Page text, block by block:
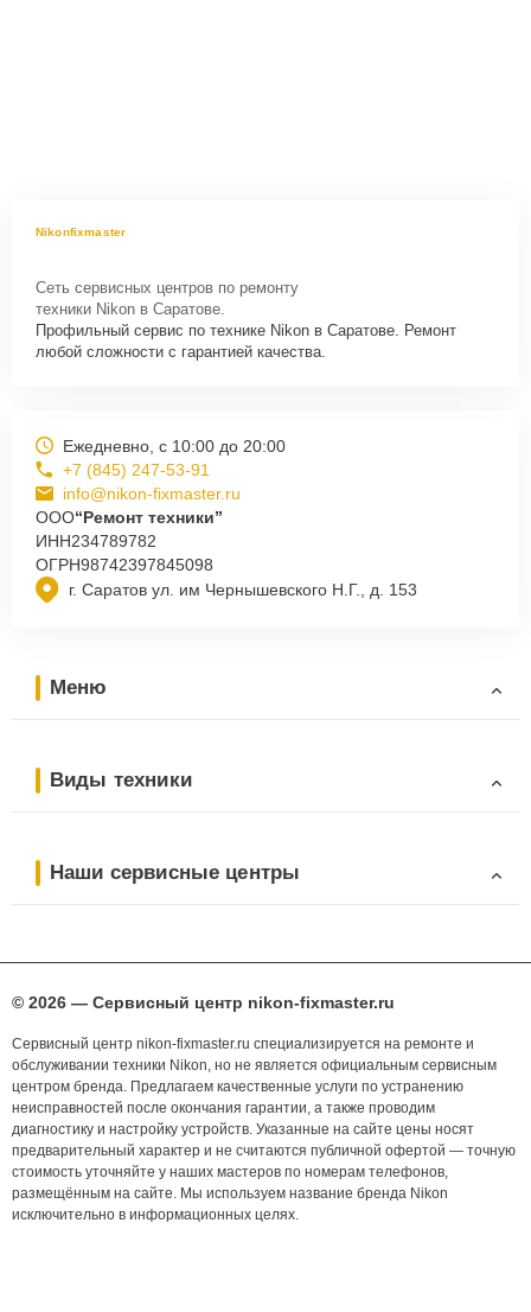
Nikonfixmaster
Сеть сервисных центров по ремонту
техники Nikon в Саратове.
Профильный сервис по технике Nikon в Саратове. Ремонт
любой сложности с гарантией качества.
г. Саратов ул. им Чернышевского Н.Г., д. 153
Ежедневно, с 10:00 до 20:00
+7 (845) 247-53-91
info@nikon-fixmaster.ru
ООО“Ремонт техники”
ИНН234789782
ОГРН98742397845098
Меню
Виды техники
Наши сервисные центры
© 2026 — Сервисный центр nikon-fixmaster.ru
Сервисный центр nikon-fixmaster.ru специализируется на ремонте и
обслуживании техники Nikon, но не является официальным сервисным
центром бренда. Предлагаем качественные услуги по устранению
неисправностей после окончания гарантии, а также проводим
диагностику и настройку устройств. Указанные на сайте цены носят
предварительный характер и не считаются публичной офертой — точную
стоимость уточняйте у наших мастеров по номерам телефонов,
размещённым на сайте. Мы используем название бренда Nikon
исключительно в информационных целях.